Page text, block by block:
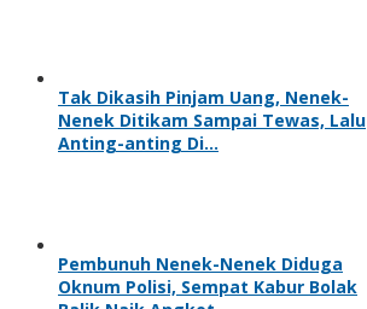
Tak Dikasih Pinjam Uang, Nenek-
Nenek Ditikam Sampai Tewas, Lalu
Anting-anting Di…
Pembunuh Nenek-Nenek Diduga
Oknum Polisi, Sempat Kabur Bolak